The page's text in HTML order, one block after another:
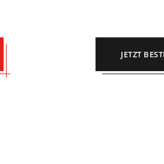
JETZT